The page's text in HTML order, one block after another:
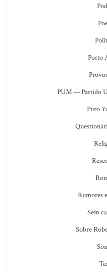
Porto
PUM — Partido
Puro
Rumores
Sem
Sobre